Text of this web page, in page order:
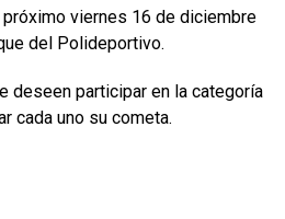
viernes 16 de diciembre
del Polideportivo.
deseen participar en la categoría
cada uno su cometa.